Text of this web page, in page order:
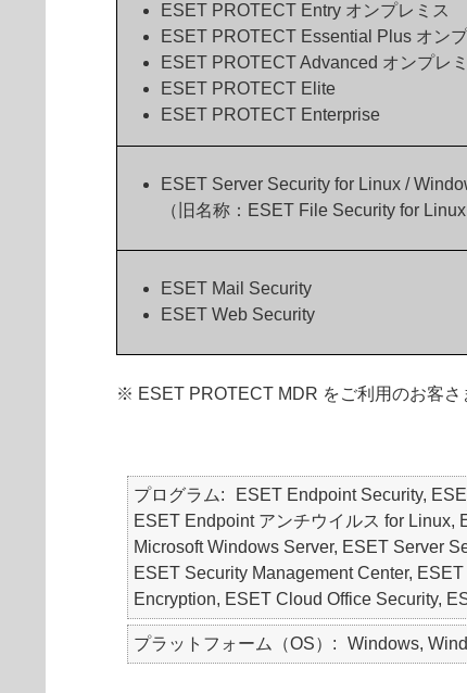
ESET PROTECT Entry オンプレミス
ESET PROTECT Essential Plus オン
ESET PROTECT Advanced オンプレ
ESET PROTECT Elite
ESET PROTECT Enterprise
ESET Server Security for Linux /
（旧名称：ESET File Security for
ESET Mail Security
ESET Web Security
※ ESET PROTECT MDR をご利用のお客さ
プログラム
ESET Endpoint Security,
ESET Endpoint アンチウイルス for Linux,
Microsoft Windows Server, ESET Server
ESET Security Management Center,
Encryption, ESET Cloud Office Security,
プラットフォーム（OS） Windows,